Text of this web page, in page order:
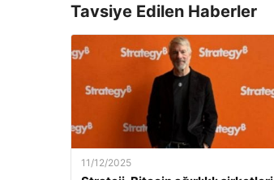
Tavsiye Edilen Haberler
11/12/2025